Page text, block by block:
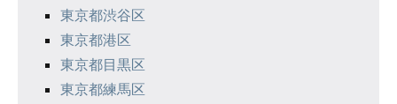
東京都渋谷区
東京都港区
東京都目黒区
東京都練馬区